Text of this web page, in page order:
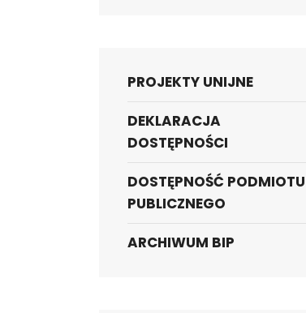
PROJEKTY UNIJNE
DEKLARACJA
DOSTĘPNOŚCI
DOSTĘPNOŚĆ PODMIOTU
PUBLICZNEGO
ARCHIWUM BIP